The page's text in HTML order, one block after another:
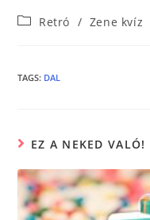
c
b
o
k
itt ss
er
Retró / Zene kvíz
TAGS: DAL
EZ A NEKED VALÓ!